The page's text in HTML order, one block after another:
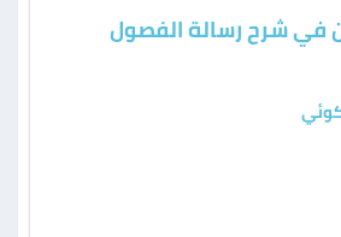
في شرح رسالة الفصول